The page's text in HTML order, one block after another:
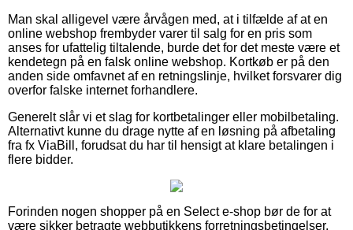
Man skal alligevel være årvågen med, at i tilfælde af at en
online webshop frembyder varer til salg for en pris som
anses for ufattelig tiltalende, burde det for det meste være et
kendetegn på en falsk online webshop. Kortkøb er på den
anden side omfavnet af en retningslinje, hvilket forsvarer dig
overfor falske internet forhandlere.
Generelt slår vi et slag for kortbetalinger eller mobilbetaling.
Alternativt kunne du drage nytte af en løsning på afbetaling
fra fx ViaBill, forudsat du har til hensigt at klare betalingen i
flere bidder.
Forinden nogen shopper på en Select e-shop bør de for at
være sikker betragte webbutikkens forretningsbetingelser,